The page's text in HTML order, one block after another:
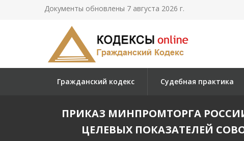
Документы обновлены 7 августа 2026 г.
Гражданский кодекс Судебная практика
ПРИКАЗ МИНПРОМТОРГА РОССИИ
ЦЕЛЕВЫХ ПОКАЗАТЕЛЕЙ